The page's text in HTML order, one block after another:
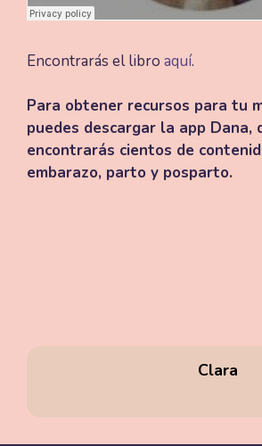
Encontrarás el libro aquí.
Para obtener recursos para tu
puedes descargar la app Dana,
encontrarás cientos de
embarazo, parto y posparto.
Clara